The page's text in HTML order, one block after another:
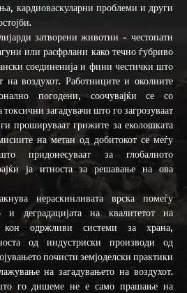
кардиоваскуларни проблеми и други
затворени животни - честопати
или расфрлани како течно ѓубриво
соединенија и фини честички што
на воздухот. Работниците и околните
погодени, соочувајќи се со
загадувачи што го загрозуваат
прошируваат грижите за еколошката
на метан од добитокот се меѓу
придонесуваат за глобалното
ја итноста за решавање на ова
нераскинливата врска помеѓу
и деградацијата на квалитетот на
кон одржливи системи за храна,
од индустриски производи од
почисти земјоделски практики
на загадувањето на воздухот.
го дишеме не е само прашање на